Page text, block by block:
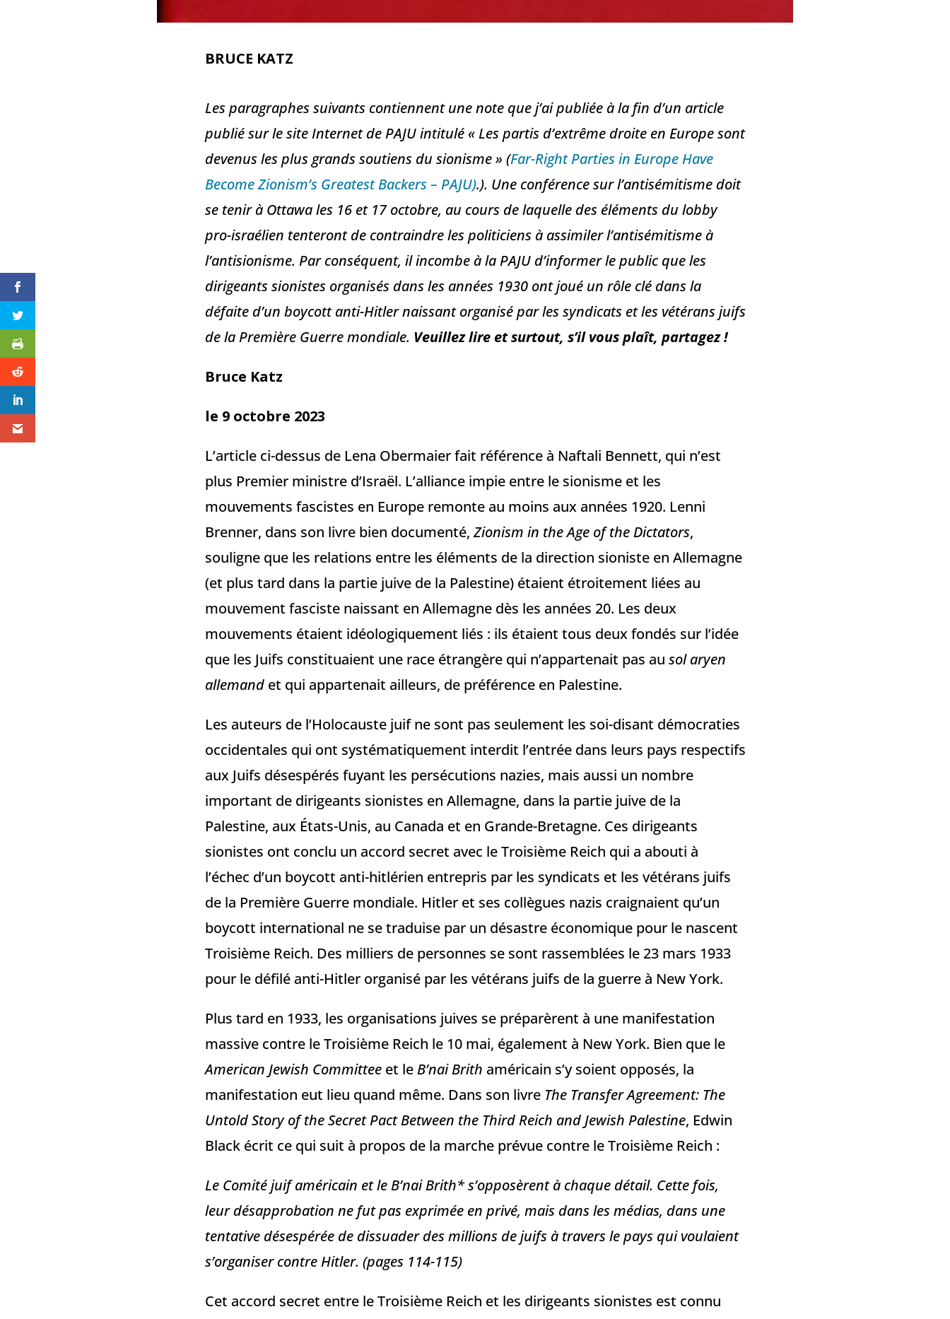
BRUCE KATZ
Les paragraphes suivants contiennent une note que j’ai publiée à la fin d’un article
publié sur le site Internet de PAJU intitulé « Les partis d’extrême droite en Europe sont
devenus les plus grands soutiens du sionisme » (Far-Right Parties in Europe Have
Become Zionism’s Greatest Backers – PAJU).). Une conférence sur l’antisémitisme doit
se tenir à Ottawa les 16 et 17 octobre, au cours de laquelle des éléments du lobby
pro-israélien tenteront de contraindre les politiciens à assimiler l’antisémitisme à
l’antisionisme. Par conséquent, il incombe à la PAJU d’informer le public que les
dirigeants sionistes organisés dans les années 1930 ont joué un rôle clé dans la
défaite d’un boycott anti-Hitler naissant organisé par les syndicats et les vétérans juifs
de la Première Guerre mondiale. Veuillez lire et surtout, s’il vous plaît, partagez !
Bruce Katz
le 9 octobre 2023
L’article ci-dessus de Lena Obermaier fait référence à Naftali Bennett, qui n’est
plus Premier ministre d’Israël. L’alliance impie entre le sionisme et les
mouvements fascistes en Europe remonte au moins aux années 1920. Lenni
Brenner, dans son livre bien documenté,Zionism in the Age of the Dictators,
souligne que les relations entre les éléments de la direction sioniste en Allemagne
(et plus tard dans la partie juive de la Palestine) étaient étroitement liées au
mouvement fasciste naissant en Allemagne dès les années 20. Les deux
mouvements étaient idéologiquement liés : ils étaient tous deux fondés sur l’idée
que les Juifs constituaient une race étrangère qui n’appartenait pas au sol aryen
allemandet qui appartenait ailleurs, de préférence en Palestine.
Les auteurs de l’Holocauste juif ne sont pas seulement les soi-disant démocraties
occidentales qui ont systématiquement interdit l’entrée dans leurs pays respectifs
aux Juifs désespérés fuyant les persécutions nazies, mais aussi un nombre
important de dirigeants sionistes en Allemagne, dans la partie juive de la
Palestine, aux États-Unis, au Canada et en Grande-Bretagne. Ces dirigeants
sionistes ont conclu un accord secret avec le Troisième Reich qui a abouti à
l’échec d’un boycott anti-hitlérien entrepris par les syndicats et les vétérans juifs
de la Première Guerre mondiale. Hitler et ses collègues nazis craignaient qu’un
boycott international ne se traduise par un désastre économique pour le nascent
Troisième Reich. Des milliers de personnes se sont rassemblées le 23 mars 1933
pour le défilé anti-Hitler organisé par les vétérans juifs de la guerre à New York.
Plus tard en 1933, les organisations juives se préparèrent à une manifestation
massive contre le Troisième Reich le 10 mai, également à New York. Bien que le
American Jewish Committeeet leB’nai Brith américain s’y soient opposés, la
manifestation eut lieu quand même. Dans son livre The Transfer Agreement: The
Untold Story of the Secret Pact Between the Third Reich and Jewish Palestine, Edwin
Black écrit ce qui suit à propos de la marche prévue contre le Troisième Reich :
Le Comité juif américain et le B’nai Brith* s’opposèrent à chaque détail. Cette fois,
leur désapprobation ne fut pas exprimée en privé, mais dans les médias, dans une
tentative désespérée de dissuader des millions de juifs à travers le pays qui voulaient
s’organiser contre Hitler. (pages 114-115)
Cet accord secret entre le Troisième Reich et les dirigeants sionistes est connu